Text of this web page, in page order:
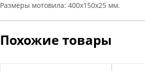
Размеры мотовила: 400х150х25 мм.
Похожие товары